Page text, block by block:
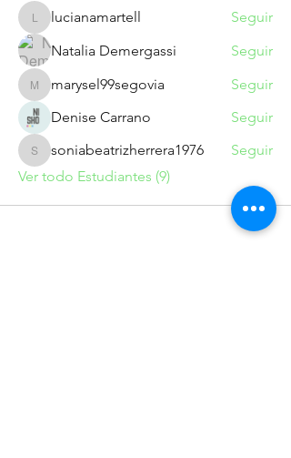
lucianamartell
lucianamartell
Seguir
Natalia Demergassi
Seguir
marysel99segovia
marysel99segovia
Seguir
Denise Carrano
Seguir
soniabeatrizherrera1976
soniabeatrizherrera1976
Seguir
Ver todo Estudiantes (9)